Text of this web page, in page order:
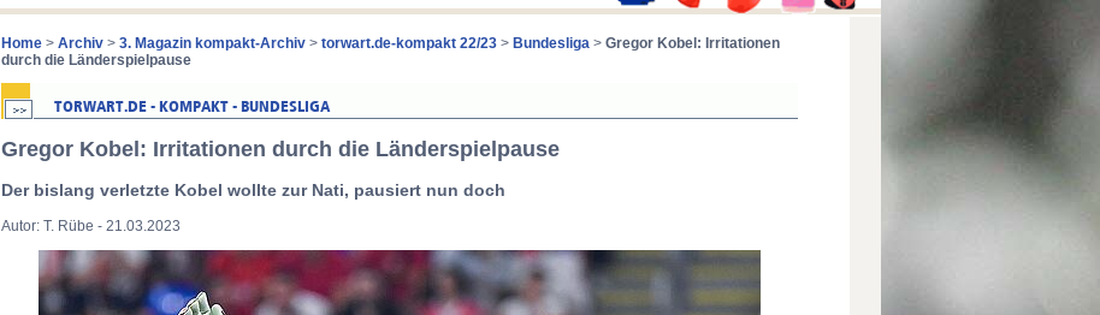
Home > Archiv > 3. Magazin kompakt-Archiv > torwart.de-kompakt 22/23 > Bundesliga > Gregor Kobel: Irritationen
durch die Länderspielpause
Gregor Kobel: Irritationen durch die Länderspielpause
Der bislang verletzte Kobel wollte zur Nati, pausiert nun doch
Autor: T. Rübe - 21.03.2023